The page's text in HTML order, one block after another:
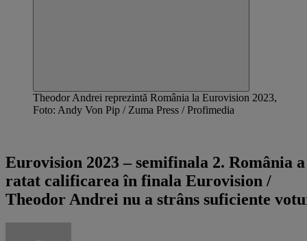
Theodor Andrei reprezintă România la Eurovision 2023,
Foto: Andy Von Pip / Zuma Press / Profimedia
Eurovision 2023 – semifinala 2. România a
ratat calificarea în finala Eurovision /
Theodor Andrei nu a strâns suficiente